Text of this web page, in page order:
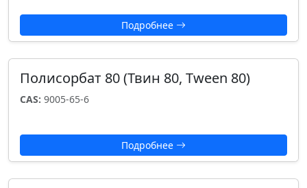
Подробнее
Полисорбат 80 (Твин 80, Tween 80)
CAS: 9005-65-6
Подробнее